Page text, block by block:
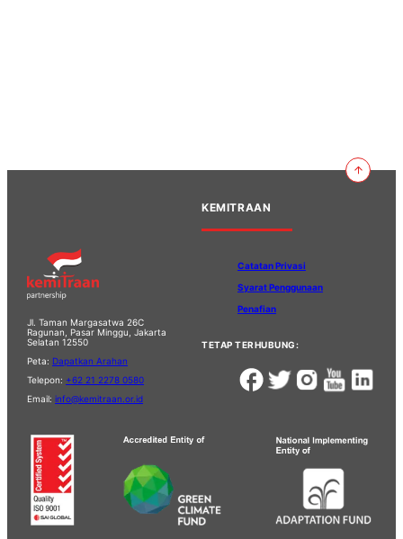
Jl. Taman Margasatwa 26C
Ragunan, Pasar Minggu, Jakarta
Selatan 12550
Peta: Dapatkan Arahan
Telepon: +62 21 2278 0580
Email: info@kemitraan.or.id
KEMITRAAN
Catatan Privasi
Syarat Penggunaan
Penafian
TETAP TERHUBUNG: